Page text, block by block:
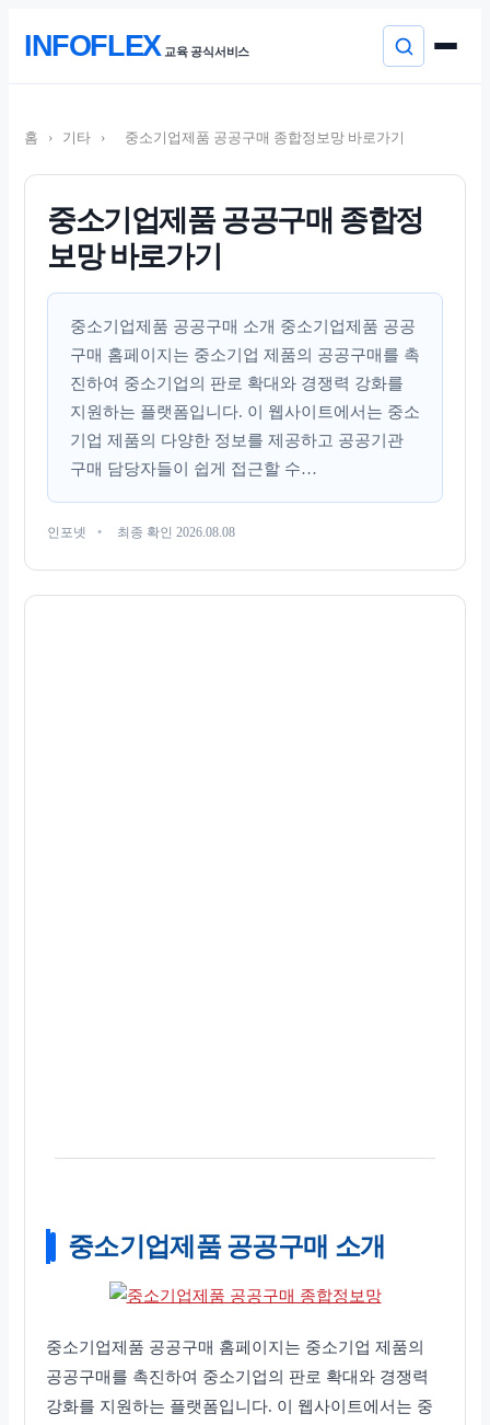
INFOFLEX 교육 공식서비스
건
홈 › 기타 › 중소기업제품 공공구매 종합정보망 바로가기
중소기업제품 공공구매 종합정
보망 바로가기
중소기업제품 공공구매 소개 중소기업제품 공공
구매 홈페이지는 중소기업 제품의 공공구매를 촉
진하여 중소기업의 판로 확대와 경쟁력 강화를
지원하는 플랫폼입니다. 이 웹사이트에서는 중소
기업 제품의 다양한 정보를 제공하고 공공기관
구매 담당자들이 쉽게 접근할 수…
인포넷 최종 확인 2026.08.08
중소기업제품 공공구매 소개
중소기업제품 공공구매 홈페이지는 중소기업 제품의
공공구매를 촉진하여 중소기업의 판로 확대와 경쟁력
강화를 지원하는 플랫폼입니다. 이 웹사이트에서는 중